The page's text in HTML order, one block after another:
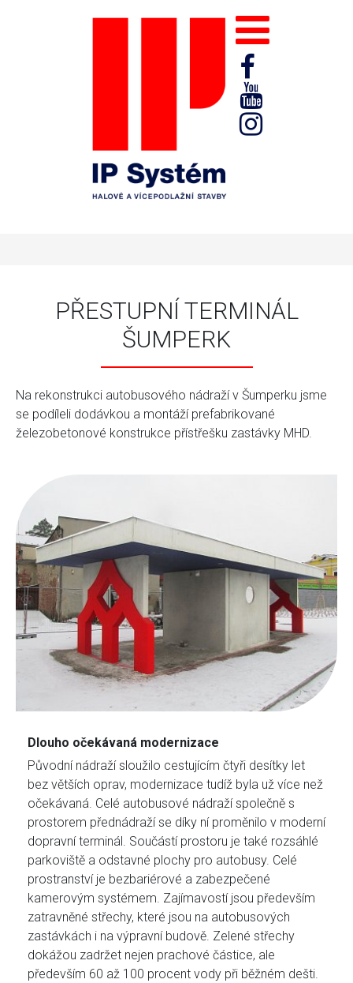
PŘESTUPNÍ TERMINÁL
ŠUMPERK
Na rekonstrukci autobusového nádraží v Šumperku jsme
se podíleli dodávkou a montáží prefabrikované
železobetonové konstrukce přístřešku zastávky MHD.
Dlouho očekávaná modernizace
Původní nádraží sloužilo cestujícím čtyři desítky let
bez větších oprav, modernizace tudíž byla už více než
očekávaná. Celé autobusové nádraží společně s
prostorem přednádraží se díky ní proměnilo v moderní
dopravní terminál. Součástí prostoru je také rozsáhlé
parkoviště a odstavné plochy pro autobusy. Celé
prostranství je bezbariérové a zabezpečené
kamerovým systémem. Zajímavostí jsou především
zatravněné střechy, které jsou na autobusových
zastávkách i na výpravní budově. Zelené střechy
dokážou zadržet nejen prachové částice, ale
především 60 až 100 procent vody při běžném dešti.